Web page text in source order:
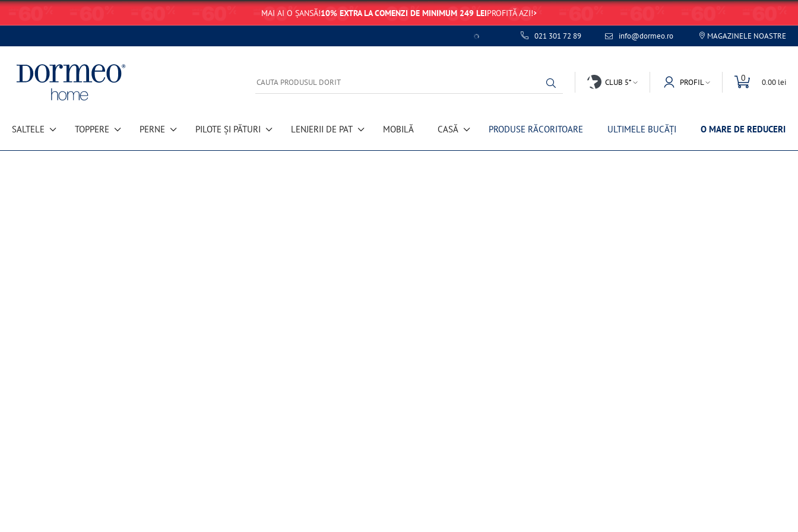
MAI AI O ȘANSĂ!10% EXTRA LA COMENZI DE MINIMUM 249 LEIPROFITĂ AZI!
021 301 72 89 info@dormeo.ro MAGAZINELE NOASTRE
CLUB 5* PROFIL 0 0.00 lei
SALTELE TOPPERE PERNE PILOTE ȘI PĂTURI LENJERII DE PAT MOBILĂ CASĂ PRODUSE RĂCORITOARE ULTIMELE BUCĂȚI O MARE DE REDUCERI